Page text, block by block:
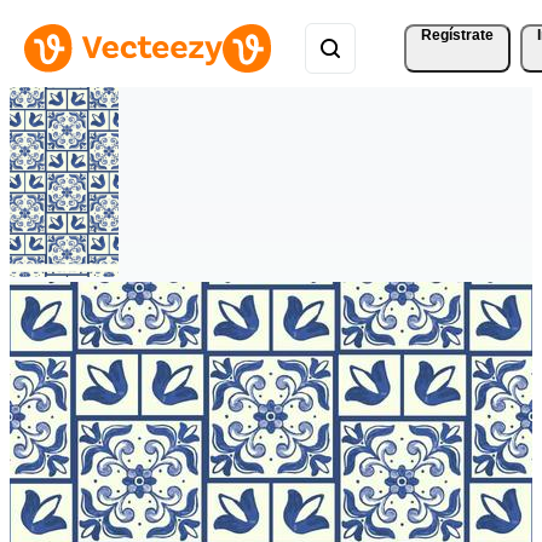
Regístrate